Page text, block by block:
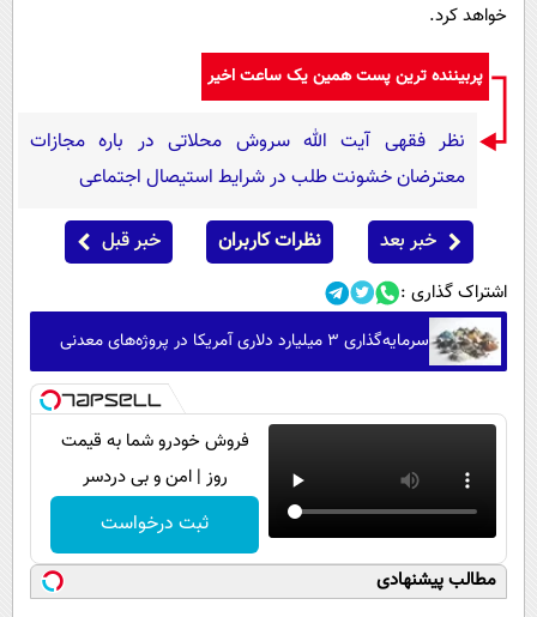
خواهد کرد.
پربیننده ترین پست همین یک ساعت اخیر
نظر فقهی آیت الله سروش محلاتی در باره مجازات
معترضان خشونت طلب در شرایط استیصال اجتماعی
خبر بعد نظرات کاربران خبر قبل
اشتراک گذاری :
سرمایه‌گذاری ۳ میلیارد دلاری آمریکا در پروژه‌های معدنی
فروش خودرو شما به قیمت
روز | امن و بی دردسر
ثبت درخواست
مطالب پیشنهادی